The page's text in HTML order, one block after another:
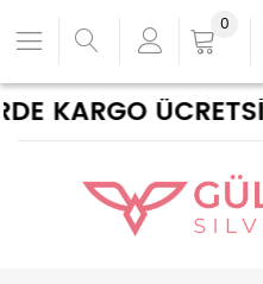
KARGO ÜCRETSİZ !
0